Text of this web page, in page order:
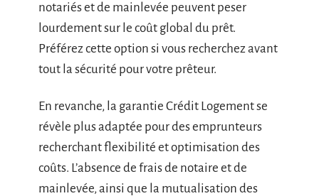
notariés et de mainlevée peuvent peser
lourdement sur le coût global du prêt.
Préférez cette option si vous recherchez avant
tout la sécurité pour votre prêteur.
En revanche, la garantie Crédit Logement se
révèle plus adaptée pour des emprunteurs
recherchant flexibilité et optimisation des
coûts. L’absence de frais de notaire et de
mainlevée, ainsi que la mutualisation des